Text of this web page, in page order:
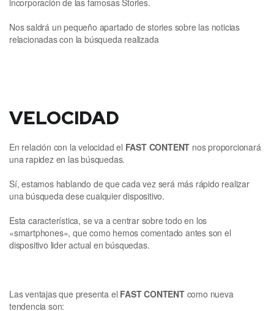
incorporación de las famosas Stories.
Nos saldrá un pequeño apartado de stories sobre las noticias
relacionadas con la búsqueda realizada
VELOCIDAD
En relación con la velocidad el FAST CONTENT nos proporcionará
una rapidez en las búsquedas.
Sí, estamos hablando de que cada vez será más rápido realizar
una búsqueda dese cualquier dispositivo.
Esta característica, se va a centrar sobre todo en los
«smartphones», que como hemos comentado antes son el
dispositivo lider actual en búsquedas.
Las ventajas que presenta el FAST CONTENTcomo nueva
tendencia son: